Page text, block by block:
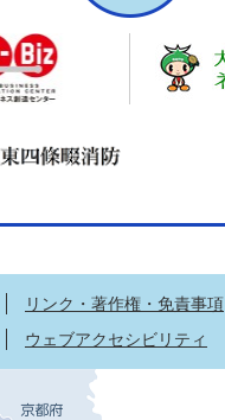
リンク・著作権・免責事項
ウェブアクセシビリティ